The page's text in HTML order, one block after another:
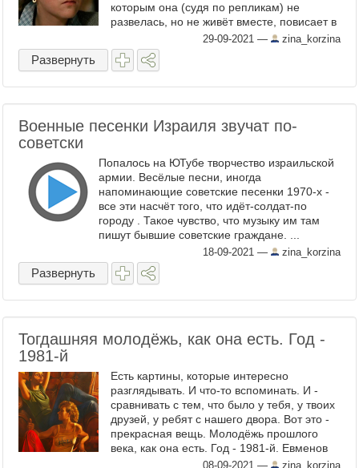
которым она (судя по репликам) не
развелась, но не живёт вместе, повисает в
воздухе. Людмила жила в городе,
значилась замужней дамой, но ...
29-09-2021 — zina_korzina
Развернуть
Военные песенки Израиля звучат по-
советски
Попалось на ЮТубе творчество израильской
армии. Весёлые песни, иногда
напоминающие советские песенки 1970-х -
все эти насчёт того, что идёт-солдат-по
городу . Такое чувство, что музыку им там
пишут бывшие советские граждане. ...
18-09-2021 — zina_korzina
Развернуть
Тогдашняя молодёжь, как она есть. Год -
1981-й
Есть картины, которые интересно
разглядывать. И что-то вспоминать. И -
сравнивать с тем, что было у тебя, у твоих
друзей, у ребят с нашего двора. Вот это -
прекрасная вещь. Молодёжь прошлого
века, как она есть. Год - 1981-й. Евменов
Анатолий Васильевич (1945 - 2015),
08-09-2021 — zina_korzina